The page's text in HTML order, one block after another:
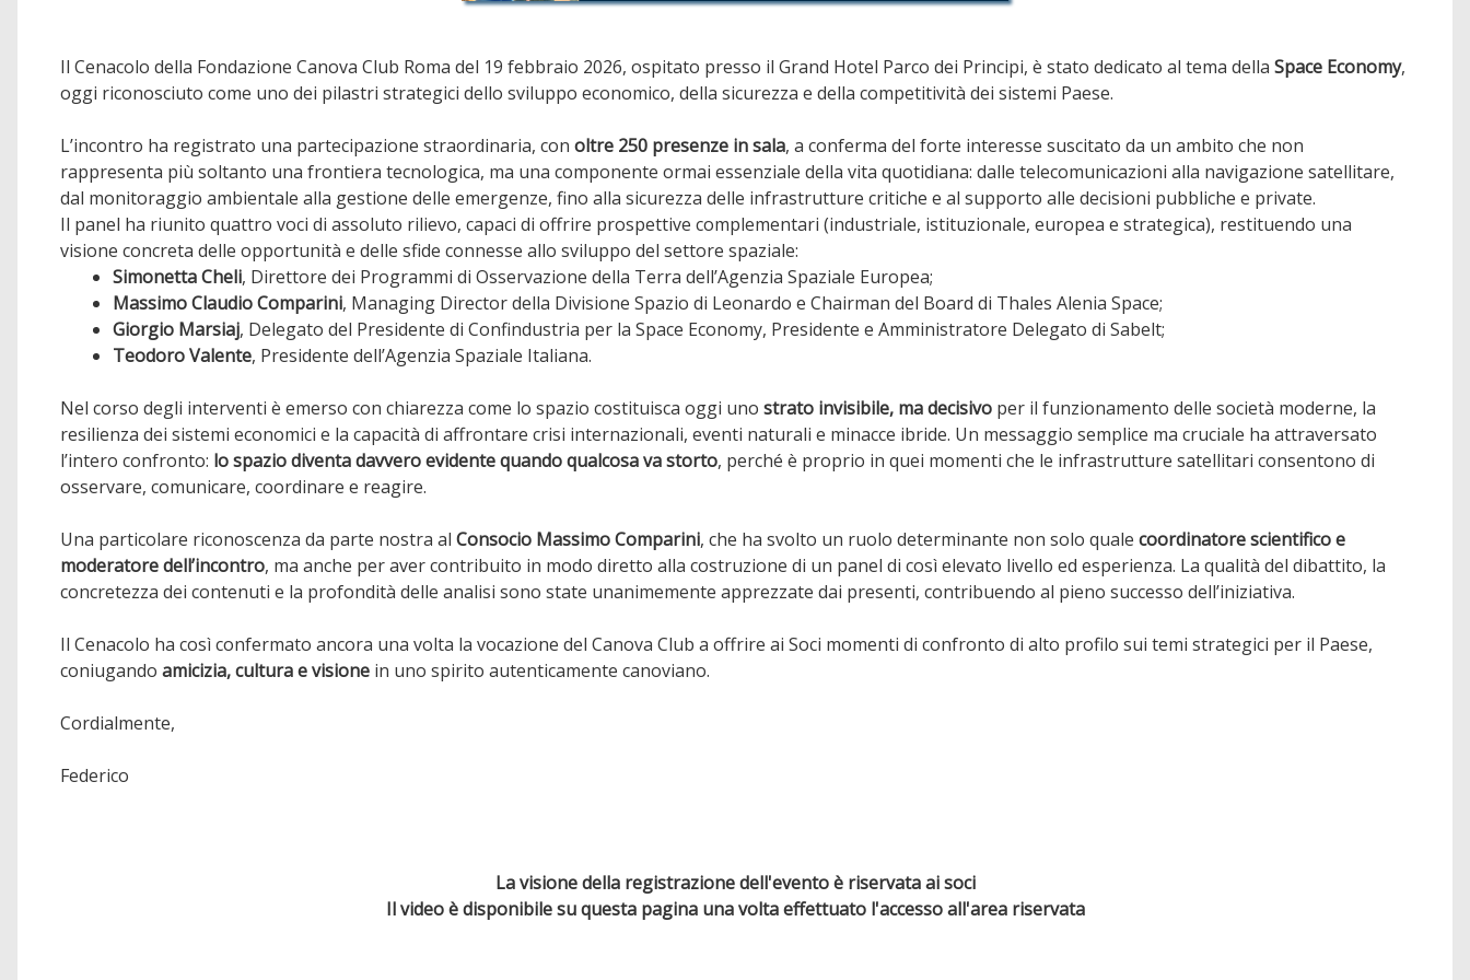
Il Cenacolo della Fondazione Canova Club Roma del 19 febbraio 2026, ospitato presso il Grand Hotel Parco dei Principi, è stato dedicato al tema dellaSpace Economy,
oggi riconosciuto come uno dei pilastri strategici dello sviluppo economico, della sicurezza e della competitività dei sistemi Paese.
L’incontro ha registrato una partecipazione straordinaria, conoltre 250 presenze in sala, a conferma del forte interesse suscitato da un ambito che non
rappresenta più soltanto una frontiera tecnologica, ma una componente ormai essenziale della vita quotidiana: dalle telecomunicazioni alla navigazione satellitare,
dal monitoraggio ambientale alla gestione delle emergenze, fino alla sicurezza delle infrastrutture critiche e al supporto alle decisioni pubbliche e private.
Il panel ha riunito quattro voci di assoluto rilievo, capaci di offrire prospettive complementari (industriale, istituzionale, europea e strategica), restituendo una
visione concreta delle opportunità e delle sfide connesse allo sviluppo del settore spaziale:
Simonetta Cheli, Direttore dei Programmi di Osservazione della Terra dell’Agenzia Spaziale Europea;
Massimo Claudio Comparini, Managing Director della Divisione Spazio di Leonardo e Chairman del Board di Thales Alenia Space;
Giorgio Marsiaj, Delegato del Presidente di Confindustria per la Space Economy, Presidente e Amministratore Delegato di Sabelt;
Teodoro Valente, Presidente dell’Agenzia Spaziale Italiana.
Nel corso degli interventi è emerso con chiarezza come lo spazio costituisca oggi unostrato invisibile, ma decisivo per il funzionamento delle società moderne, la
resilienza dei sistemi economici e la capacità di affrontare crisi internazionali, eventi naturali e minacce ibride. Un messaggio semplice ma cruciale ha attraversato
l’intero confronto: lo spazio diventa davvero evidente quando qualcosa va storto, perché è proprio in quei momenti che le infrastrutture satellitari consentono di
osservare, comunicare, coordinare e reagire.
Una particolare riconoscenza da parte nostra alConsocio Massimo Comparini, che ha svolto un ruolo determinante non solo qualecoordinatore scientifico e
moderatore dell’incontro, ma anche per aver contribuito in modo diretto alla costruzione di un panel di così elevato livello ed esperienza. La qualità del dibattito, la
concretezza dei contenuti e la profondità delle analisi sono state unanimemente apprezzate dai presenti, contribuendo al pieno successo dell’iniziativa.
Il Cenacolo ha così confermato ancora una volta la vocazione del Canova Club a offrire ai Soci momenti di confronto di alto profilo sui temi strategici per il Paese,
coniugandoamicizia, cultura e visione in uno spirito autenticamente canoviano.
Cordialmente,
Federico
La visione della registrazione dell'evento è riservata ai soci
Il video è disponibile su questa pagina una volta effettuato l'accesso all'area riservata